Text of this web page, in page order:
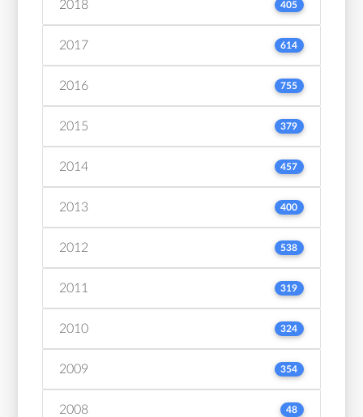
2018 405
2017 614
2016 755
2015 379
2014 457
2013 400
2012 538
2011 319
2010 324
2009 354
2008 48